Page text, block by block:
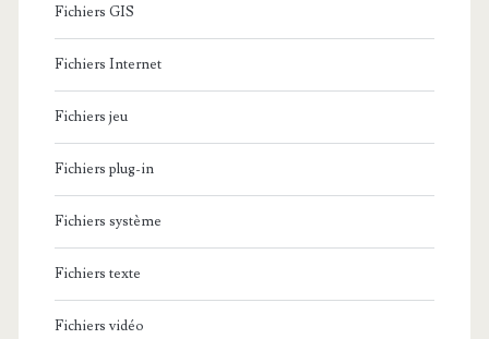
Fichiers GIS
Fichiers Internet
Fichiers jeu
Fichiers plug-in
Fichiers système
Fichiers texte
Fichiers vidéo